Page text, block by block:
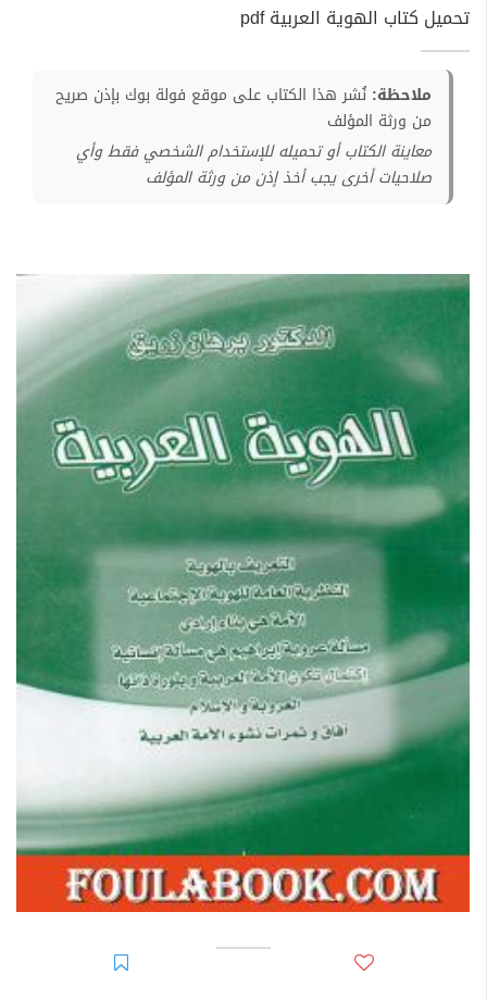
تحميل كتاب الهوية العربية pdf
ملاحظة: نُشر هذا الكتاب على موقع فولة بوك بإذن صريح
من ورثة المؤلف
معاينة الكتاب أو تحميله للإستخدام الشخصي فقط وأي
صلاحيات أخرى يجب أخذ إذن من ورثة المؤلف